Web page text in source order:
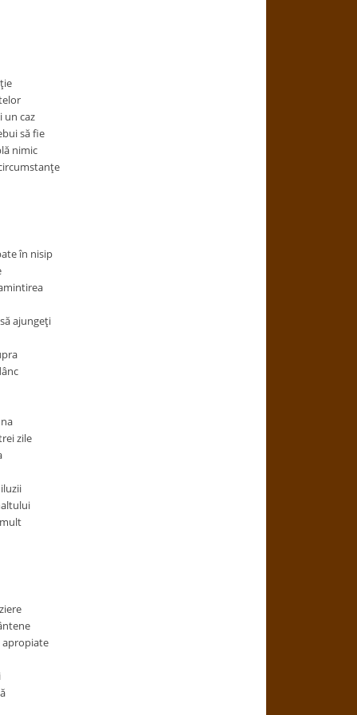
un caz
să fie
nimic
în nisip
ajungeţi
zile
apropiate